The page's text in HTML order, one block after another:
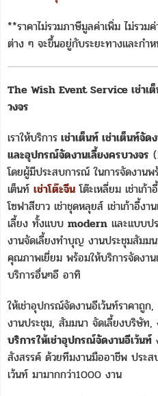
**ราคาไม่รวมภาษีมูลค่าเพิ่ม ไม่รว
ต่าง ๆ จะขึ้นอยู่กับระยะทางและกำ
The Wish Event Service เช่าเ
วงจร
เราให้บริการ เช่าเต็นท์ เช่าเต็นท์จัด
และอุปกรณ์จัดงานเลี้ยงครบวงจร
โดยผู้มีประสบการณ์ ในการจัดงาน
เต็นท์ เช่าโต๊ะจีน โต๊ะเหลี่ยม เช่าเก้าอี้
โซฟาสีขาว เช่าชุดหลุยส์ เช่าเก้าอี้ง
เลี้ยง ทั้งแบบ modern และแบบ
งานจัดเลี้ยงทำบุญ งานประชุมสัมม
คุณภาพเยี่ยม พร้อมให้บริการจัดงา
บริการอื่นๆอี อาทิ
ให้เช่าอุปกรณ์จัดงานอีเว้นท์ราคาถู
งานประชุม, สัมมนา จัดเลี้ยงบริษัท,
บริการให้เช่าอุปกรณ์จัดงานอีเว้นท์
สังสรรค์ ด้วยทีมงานมืออาชีพ ประ
เว้นท์ มามากกว่า1000 งาน